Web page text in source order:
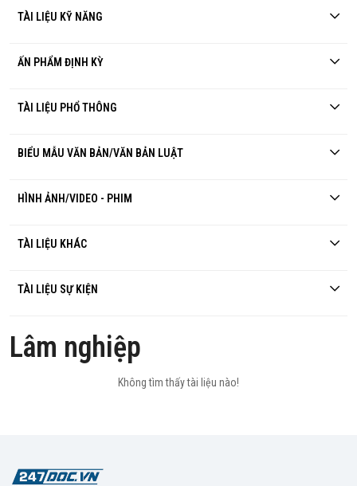
TÀI LIỆU KỸ NĂNG
ẤN PHẨM ĐỊNH KỲ
TÀI LIỆU PHỔ THÔNG
BIỂU MẪU VĂN BẢN/VĂN BẢN LUẬT
HÌNH ẢNH/VIDEO - PHIM
TÀI LIỆU KHÁC
TÀI LIỆU SỰ KIỆN
Lâm nghiệp
Không tìm thấy tài liệu nào!